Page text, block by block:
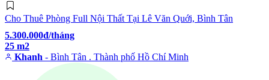
Cho Thuê Phòng Full Nội Thất Tại Lê Văn Quới, Bình Tân
5.300.000đ/tháng
25 m2
Khanh - Bình Tân . Thành phố Hồ Chí Minh